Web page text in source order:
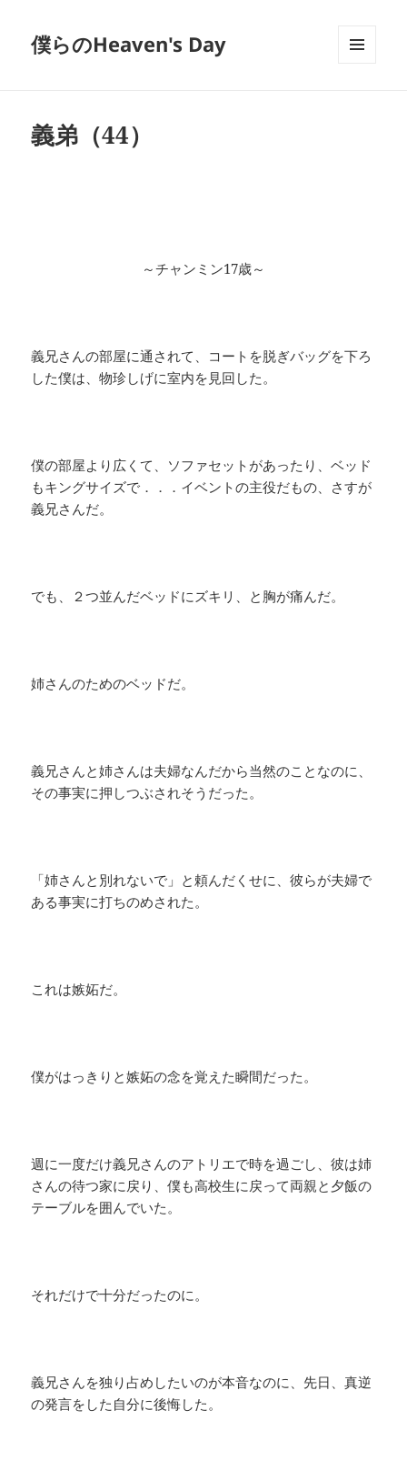
僕らのHeaven's Day
義弟（44）
～チャンミン17歳～
義兄さんの部屋に通されて、コートを脱ぎバッグを下ろ
した僕は、物珍しげに室内を見回した。
僕の部屋より広くて、ソファセットがあったり、ベッド
もキングサイズで．．．イベントの主役だもの、さすが
義兄さんだ。
でも、２つ並んだベッドにズキリ、と胸が痛んだ。
姉さんのためのベッドだ。
義兄さんと姉さんは夫婦なんだから当然のことなのに、
その事実に押しつぶされそうだった。
「姉さんと別れないで」と頼んだくせに、彼らが夫婦で
ある事実に打ちのめされた。
これは嫉妬だ。
僕がはっきりと嫉妬の念を覚えた瞬間だった。
週に一度だけ義兄さんのアトリエで時を過ごし、彼は姉
さんの待つ家に戻り、僕も高校生に戻って両親と夕飯の
テーブルを囲んでいた。
それだけで十分だったのに。
義兄さんを独り占めしたいのが本音なのに、先日、真逆
の発言をした自分に後悔した。